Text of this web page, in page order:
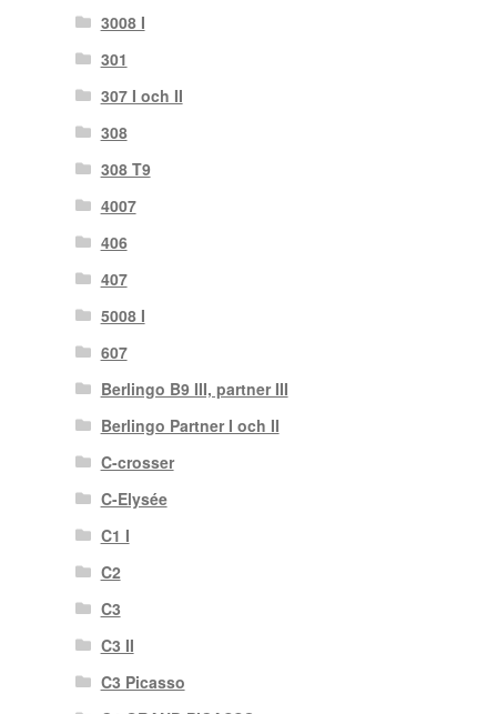
3008 I
301
307 I och II
308
308 T9
4007
406
407
5008 I
607
Berlingo B9 III, partner III
Berlingo Partner I och II
C-crosser
C-Elysée
C1 I
C2
C3
C3 II
C3 Picasso